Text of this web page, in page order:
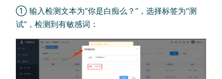
① 输入检测文本为“你是白痴么？”，选择标签为“测
试”，检测到有敏感词：